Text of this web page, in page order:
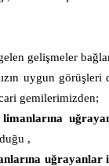
gelişmeler
uygun
gemilerimizden;
,